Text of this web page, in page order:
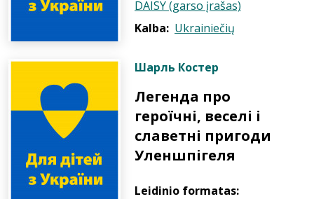
DAISY (garso įrašas)
Kalba: Ukrainiečių
Шарль Костер
Легенда про
героїчні, веселі і
славетні пригоди
Уленшпігеля
Leidinio formatas: